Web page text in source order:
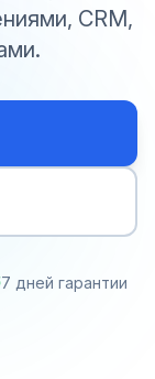
CRM,
7 дней гарантии